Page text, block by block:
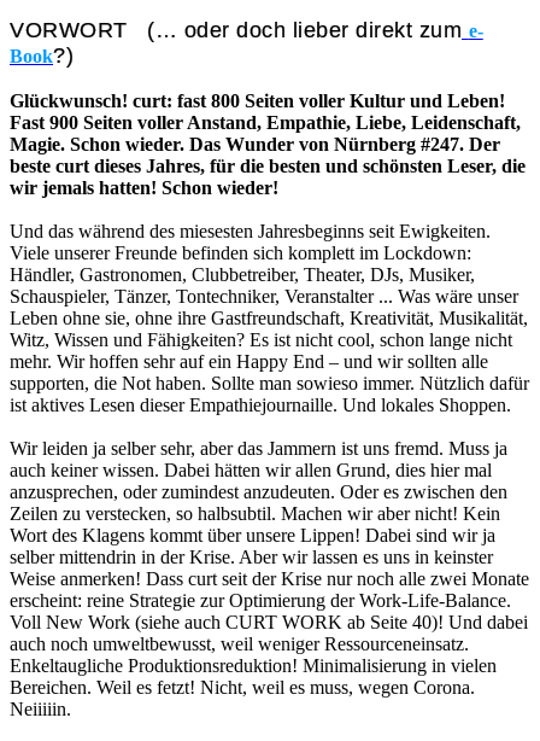
VORWORT (… oder doch lieber direkt zum e-
Book?)
Glückwunsch! curt: fast 800 Seiten voller Kultur und Leben!
Fast 900 Seiten voller Anstand, Empathie, Liebe, Leidenschaft,
Magie. Schon wieder. Das Wunder von Nürnberg #247. Der
beste curt dieses Jahres, für die besten und schönsten Leser, die
wir jemals hatten! Schon wieder!
Und das während des miesesten Jahresbeginns seit Ewigkeiten.
Viele unserer Freunde befinden sich komplett im Lockdown:
Händler, Gastronomen, Clubbetreiber, Theater, DJs, Musiker,
Schauspieler, Tänzer, Tontechniker, Veranstalter ... Was wäre unser
Leben ohne sie, ohne ihre Gastfreundschaft, Kreativität, Musikalität,
Witz, Wissen und Fähigkeiten? Es ist nicht cool, schon lange nicht
mehr. Wir hoffen sehr auf ein Happy End – und wir sollten alle
supporten, die Not haben. Sollte man sowieso immer. Nützlich dafür
ist aktives Lesen dieser Empathiejournaille. Und lokales Shoppen.
Wir leiden ja selber sehr, aber das Jammern ist uns fremd. Muss ja
auch keiner wissen. Dabei hätten wir allen Grund, dies hier mal
anzusprechen, oder zumindest anzudeuten. Oder es zwischen den
Zeilen zu verstecken, so halbsubtil. Machen wir aber nicht! Kein
Wort des Klagens kommt über unsere Lippen! Dabei sind wir ja
selber mittendrin in der Krise. Aber wir lassen es uns in keinster
Weise anmerken! Dass curt seit der Krise nur noch alle zwei Monate
erscheint: reine Strategie zur Optimierung der Work-Life-Balance.
Voll New Work (siehe auch CURT WORK ab Seite 40)! Und dabei
auch noch umweltbewusst, weil weniger Ressourceneinsatz.
Enkeltaugliche Produktionsreduktion! Minimalisierung in vielen
Bereichen. Weil es fetzt! Nicht, weil es muss, wegen Corona.
Neiiiiin.